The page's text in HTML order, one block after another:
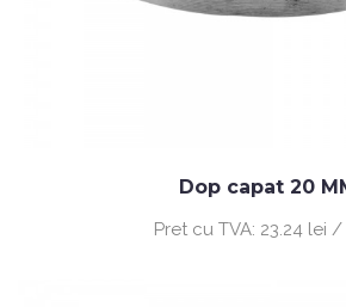
Dop capat 20
Pret cu TVA: 23.24 lei